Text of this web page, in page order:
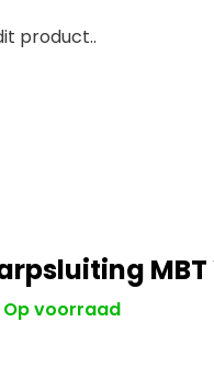
product..
MBT
Op voorraad